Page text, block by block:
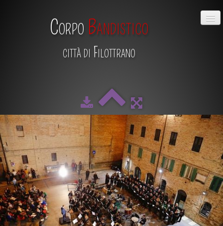
Corpo Bandistico
città di Filottrano
CHI SIAMO
DIRETTIVO
MAESTRO
SCUOLA DI MUSICA
ALBUM
CALENDARIO
CONTATTI